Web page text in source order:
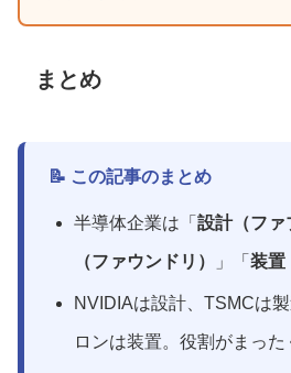
まとめ
📝 この記事のまとめ
半導体企業は「設計（ファ
（ファウンドリ） 」「装置
NVIDIAは設計、TSMCは
ロンは装置。役割がまった